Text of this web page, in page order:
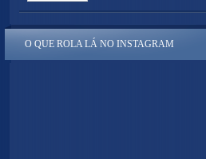
O QUE ROLA LÁ NO INSTAGRAM